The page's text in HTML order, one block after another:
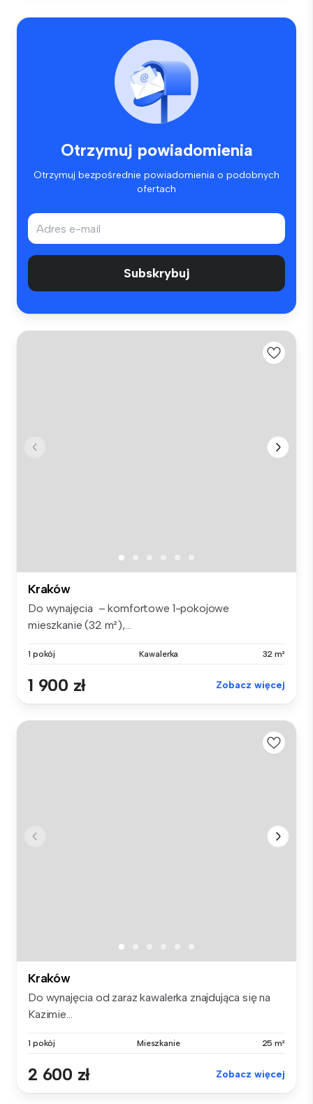
Otrzymuj powiadomienia
Otrzymuj bezpośrednie powiadomienia o podobnych
ofertach
Subskrybuj
Kraków
Do wynajęcia – komfortowe 1-pokojowe
mieszkanie (32 m²),...
1 pokój Kawalerka 32 m²
1 900 zł Zobacz więcej
Kraków
Do wynajęcia od zaraz kawalerka znajdująca się na
Kazimie...
1 pokój Mieszkanie 25 m²
2 600 zł Zobacz więcej